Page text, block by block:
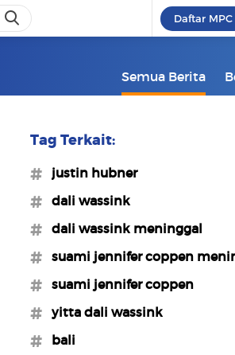
Daftar MPC
Semua Berita
Tag Terkait:
#justin hubner
#dali wassink
#dali wassink meninggal
#suami jennifer coppen
#suami jennifer coppen
#yitta dali wassink
#bali